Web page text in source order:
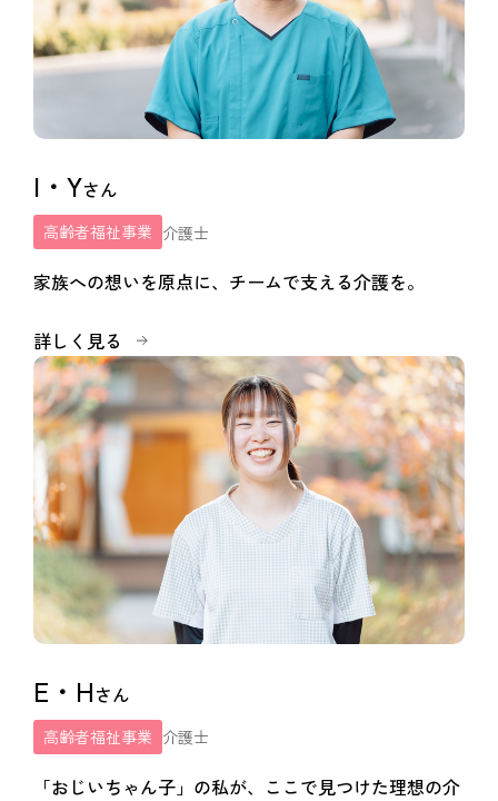
I・Yさん
高齢者福祉事業 介護士
家族への想いを原点に、チームで支える介護を。
詳しく見る
E・Hさん
高齢者福祉事業 介護士
「おじいちゃん子」の私が、ここで見つけた理想の介